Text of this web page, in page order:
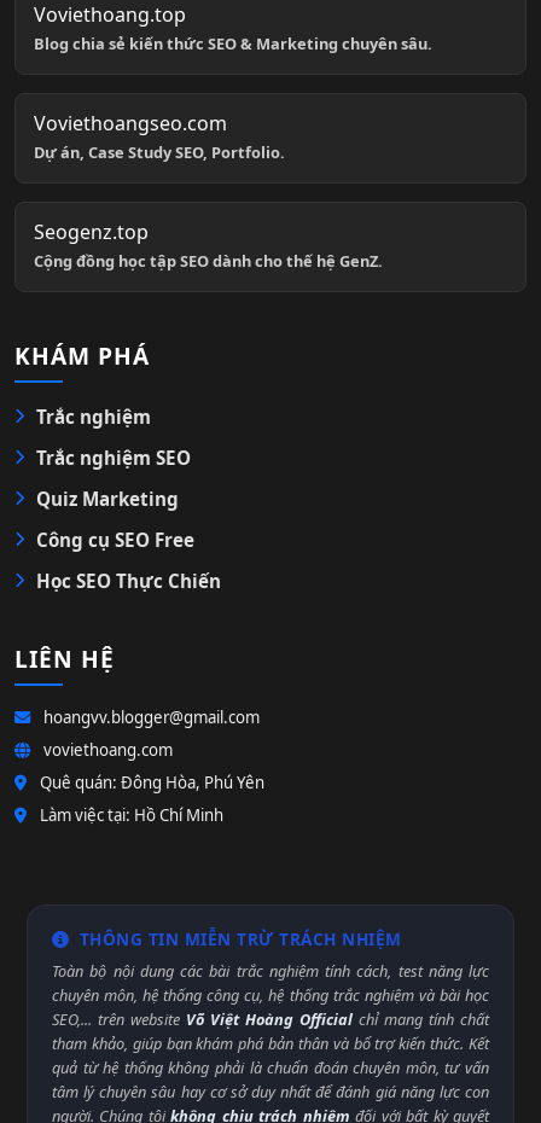
Voviethoang.top
Blog chia sẻ kiến thức SEO & Marketing chuyên sâu.
Voviethoangseo.com
Dự án, Case Study SEO, Portfolio.
Seogenz.top
Cộng đồng học tập SEO dành cho thế hệ GenZ.
KHÁM PHÁ
Trắc nghiệm
Trắc nghiệm SEO
Quiz Marketing
Công cụ SEO Free
Học SEO Thực Chiến
LIÊN HỆ
hoangvv.blogger@gmail.com
voviethoang.com
Quê quán: Đông Hòa, Phú Yên
Làm việc tại: Hồ Chí Minh
THÔNG TIN MIỄN TRỪ TRÁCH NHIỆM
Toàn bộ nội dung các bài trắc nghiệm tính cách, test năng lực
chuyên môn, hệ thống công cụ, hệ thống trắc nghiệm và bài học
SEO,... trên website Võ Việt Hoàng Official chỉ mang tính chất
tham khảo, giúp bạn khám phá bản thân và bổ trợ kiến thức. Kết
quả từ hệ thống không phải là chuẩn đoán chuyên môn, tư vấn
tâm lý chuyên sâu hay cơ sở duy nhất để đánh giá năng lực con
người. Chúng tôikhông chịu trách nhiệm đối với bất kỳ quyết